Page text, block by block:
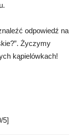
odpowiedź na
Życzymy
kąpielówkach!
5]